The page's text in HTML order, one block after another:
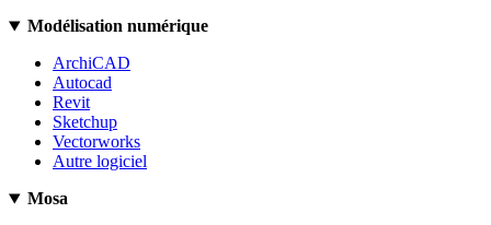
Modélisation numérique
ArchiCAD
Autocad
Revit
Sketchup
Vectorworks
Autre logiciel
Mosa